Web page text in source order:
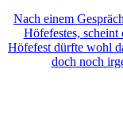
Nach einem
Höfefestes, scheint
Höfefest dürfte wohl
doch noch